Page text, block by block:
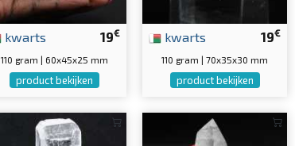
19€
kwarts
110 gram | 60x45x25 mm
product bekijken
19€
kwarts
110 gram | 70x35x30 mm
product bekijken